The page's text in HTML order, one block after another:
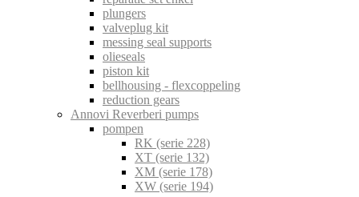
plungers
valveplug kit
messing seal supports
olieseals
piston kit
bellhousing - flexcoppeling
reduction gears
Annovi Reverberi pumps
pompen
RK (serie 228)
XT (serie 132)
XM (serie 178)
XW (serie 194)